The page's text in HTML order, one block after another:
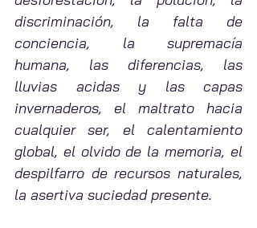
discriminación, la falta de
conciencia, la supremacía
humana, las diferencias, las
lluvias acidas y las capas
invernaderos, el maltrato hacia
cualquier ser, el calentamiento
global, el olvido de la memoria, el
despilfarro de recursos naturales,
la asertiva suciedad presente.